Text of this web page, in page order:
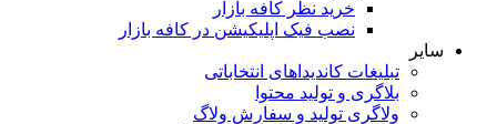
خرید نظر کافه بازار
نصب فیک اپلیکیشن در کافه بازار
سایر
تبلیغات کاندیداهای انتخاباتی
بلاگری و تولید محتوا
ولاگری تولید و سفارش ولاگ